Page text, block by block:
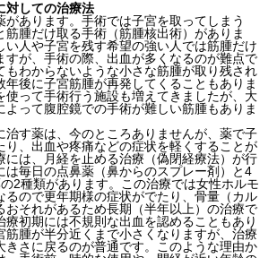
対しての治療法
があります。手術では子宮を取ってしまう
筋腫だけ取る手術（筋腫核出術）がありま
い人や子宮を残す希望の強い人では筋腫だけ
すが、手術の際、出血が多くなるのが難点で
もわからないような小さな筋腫が取り残され
年後に子宮筋腫が再発してくることもありま
使って手術行う施設も増えてきましたが、大
よって腹腔鏡での手術が難しい筋腫もありま
治す薬は、今のところありませんが、薬で子
り、出血や疼痛などの症状を軽くすることが
には、月経を止める治療（偽閉経療法）が行
は毎日の点鼻薬（鼻からのスプレー剤）と4
2種類があります。この治療では女性ホルモ
るので更年期様の症状がでたり、骨量（カル
おそれがあるため長期（半年以上）の治療で
療初期には不規則な出血を認めることもあり
筋腫が半分近くまで小さくなりますが、治療
きさに戻るのが普通です。このような理由か